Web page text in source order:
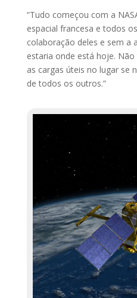
“Tudo começou com a
espacial francesa e todos
colaboração deles e sem a
estaria onde está hoje.
as cargas úteis no lugar se
de todos os outros.”